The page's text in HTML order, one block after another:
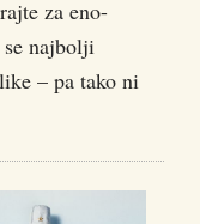
za eno-
se najbolji
– pa tako ni